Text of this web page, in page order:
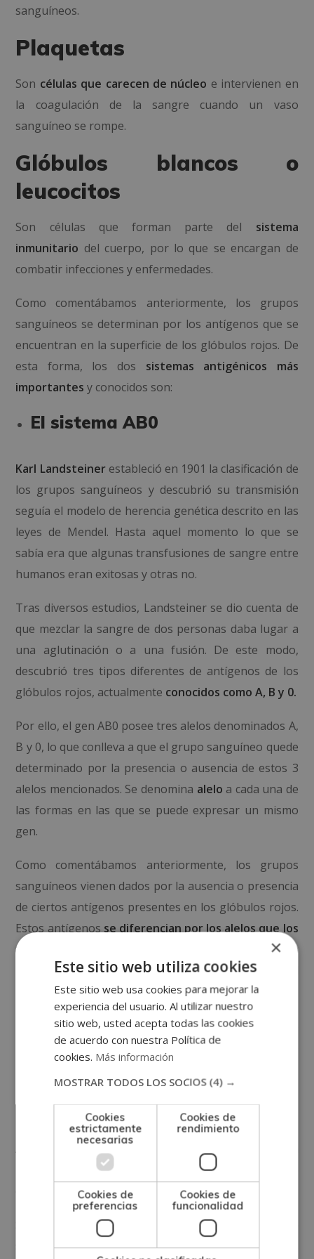
sanguíneos.
Plaquetas
Son células que carecen de núcleo e intervienen en
la coagulación de la sangre cuando un vaso
sanguíneo se rompe.
Glóbulos blancos o
leucocitos
Son células que forman parte del sistema
inmunitario del cuerpo, por lo que se encargan de
combatir infecciones y enfermedades.
Como comentábamos anteriormente, los grupos
sanguíneos se determinan por los antígenos que se
encuentran en la superficie de los glóbulos rojos. De
esta forma, los dos sistemas antigénicos más
importantes y conocidos son:
El sistema AB0
Karl Landsteinerestableció en 1901 la clasificación de
los grupos sanguíneos y descubrió su transmisión
seguía el modelo de herencia genética descrito en las
leyes de Mendel. Hasta aquel momento lo que se
sabía era que algunas transfusiones de sangre entre
humanos eran exitosas y otras no.
Tras diversos estudios, Landsteiner se dio cuenta de
que mezclar la sangre de dos personas daba lugar a
una aglutinación o a una fusión. De este modo,
descubrió tres tipos diferentes de antígenos de los
glóbulos rojos, actualmente conocidos como A, B y 0.
Por ello, el gen AB0 posee tres alelos denominados A,
B y 0, lo que conlleva a que el grupo sanguíneo quede
determinado por la presencia o ausencia de estos 3
alelos mencionados. Se denomina alelo a cada una de
las formas en las que se puede expresar un mismo
gen.
Como comentábamos anteriormente, los grupos
sanguíneos vienen dados por la ausencia o presencia
de ciertos antígenos presentes en los glóbulos rojos.
Estos antígenos se diferencian por los alelos que los
forman
. De esta manera, el alelo A y el alelo B forman
los antígenos de tipo A y de tipo B. Por otro lado, el
alelo 0 no produce ningún tipo antígeno.
Por ello, según los antígenos que tengamos, los
humanos nos distinguimos en 4 grupos sanguíneos
El sistema RH o antígeno D
Al igual que el sistema AB0, el sistema RH se basa en
ausencia o presencia de un antígeno
en los glóbulos rojos. De tal forma que:
Si existe la presencia de dicho antígeno, el glóbulo
será Rh positivo y no dispondrá de anticuerpos
×
Este sitio web utiliza cookies
Este sitio web usa cookies para mejorar la
experiencia del usuario. Al utilizar nuestro
sitio web, usted acepta todas las cookies
de acuerdo con nuestra Política de
cookies. Más información
MOSTRAR TODOS LOS SOCIOS (4) →
Cookies
estrictamente
necesarias
Cookies de
rendimiento
Cookies de
preferencias
Cookies de
funcionalidad